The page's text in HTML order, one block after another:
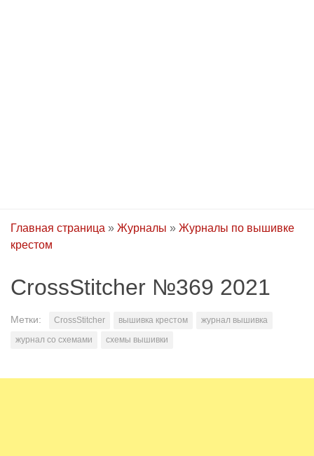
Главная страница » Журналы » Журналы по вышивке
крестом
CrossStitcher №369 2021
Метки: CrossStitcher вышивка крестом
журнал вышивка
журнал со схемами
схемы вышивки